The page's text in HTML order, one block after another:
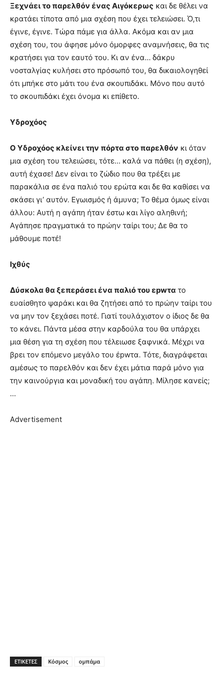
Ξεχνάει το παρελθόν ένας Αιγόκερως και δε θέλει να
κρατάει τίποτα από μια σχέση που έχει τελειώσει. Ό,τι
έγινε, έγινε. Τώρα πάμε για άλλα. Ακόμα και αν μια
σχέση του, του άφησε μόνο όμορφες αναμνήσεις, θα τις
κρατήσει για τον εαυτό του. Κι αν ένα… δάκρυ
νοσταλγίας κυλήσει στο πρόσωπό του, θα δικαιολογηθεί
ότι μπήκε στο μάτι του ένα σκουπιδάκι. Μόνο που αυτό
το σκουπιδάκι έχει όνομα κι επίθετο.
Υδροχόος
Ο Υδροχόος κλείνει την πόρτα στο παρελθόν κι όταν
μια σχέση του τελειώσει, τότε… καλά να πάθει (η σχέση),
αυτή έχασε! Δεν είναι το ζώδιο που θα τρέξει με
παρακάλια σε ένα παλιό του ερώτα και δε θα καθίσει να
σκάσει γι’ αυτόν. Εγωισμός ή άμυνα; Το θέμα όμως είναι
άλλου: Αυτή η αγάπη ήταν έστω και λίγο αληθινή;
Αγάπησε πραγματικά το πρώην ταίρι του; Δε θα το
μάθουμε ποτέ!
Ιχθύς
Δύσκολα θα ξεπεράσει ένα παλιό του εpwτα το
ευαίσθητο ψαράκι και θα ζητήσει από το πρώην ταίρι του
να μην τον ξεχάσει ποτέ. Γιατί τουλάχιστον ο ίδιος δε θα
το κάνει. Πάντα μέσα στην καρδούλα του θα υπάρχει
μια θέση για τη σχέση που τέλειωσε ξαφνικά. Μέχρι να
βρει τον επόμενο μεγάλο του έpwτα. Τότε, διαγράφεται
αμέσως το παρελθόν και δεν έχει μάτια παρά μόνο για
την καινούργια και μοναδική του αγάπη. Μίλησε κανείς;
…
Advertisement
ΕΤΙΚΕΤΕΣ Κόσμος ομπάμα